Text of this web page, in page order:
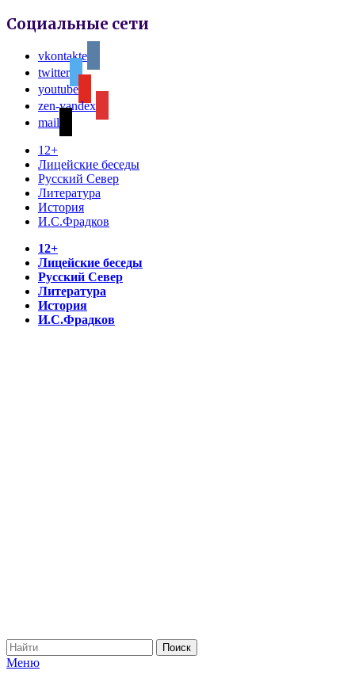
Социальные сети
vkontakte
twitter
youtube
zen-yandex
mail
12+
Лицейские беседы
Русский Север
Литература
История
И.С.Фрадков
12+
Лицейские беседы
Русский Север
Литература
История
И.С.Фрадков
Меню